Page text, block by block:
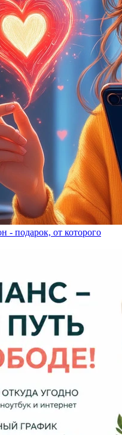
- подарок, от которого